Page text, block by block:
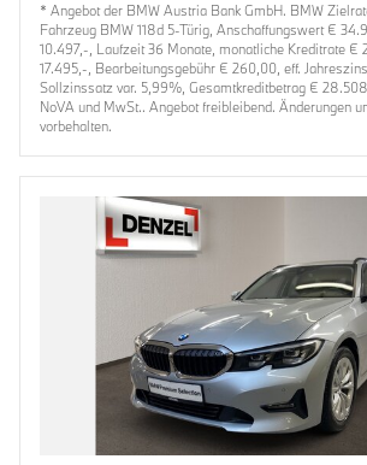
* Angebot der BMW Austria Bank GmbH. BMW
Fahrzeug BMW 118d 5-Türig, Anschaffungswert €
10.497,-, Laufzeit 36 Monate, monatliche Kreditrate €
17.495,-, Bearbeitungsgebühr € 260,00, eff.
Sollzinssatz var. 5,99%, Gesamtkreditbetrag €
NoVA und MwSt.. Angebot freibleibend. Änderungen
vorbehalten.